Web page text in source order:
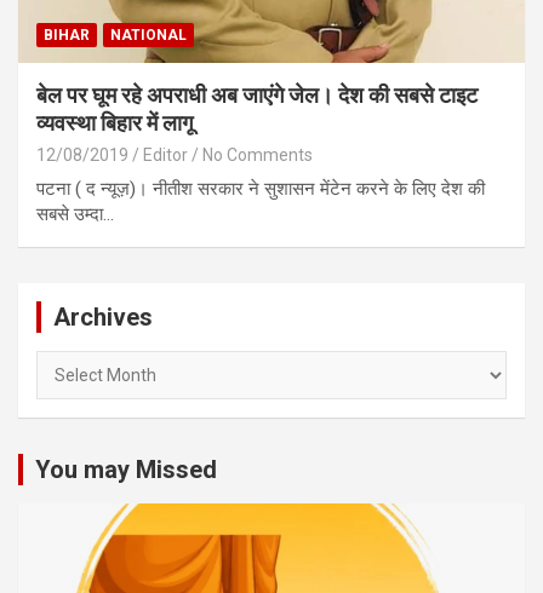
BIHAR NATIONAL
बेल पर घूम रहे अपराधी अब जाएंगे जेल। देश की सबसे टाइट
व्यवस्था बिहार में लागू
12/08/2019 Editor No Comments
पटना ( द न्यूज़)। नीतीश सरकार ने सुशासन मेंटेन करने के लिए देश की
सबसे उम्दा…
Archives
You may Missed